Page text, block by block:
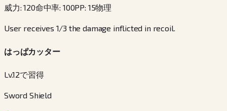
威力:120命中率: 100PP: 15物理
User receives 1/3 the damage inflicted in recoil.
はっぱカッター
Lv.12で習得
Sword Shield